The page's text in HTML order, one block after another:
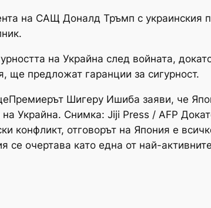
на САЩ Доналд Тръмп с украинския
на Украйна след войната,
предложат гаранции за сигурност.
Премиерът Шигеру Ишиба заяви, че
Украйна. Снимка: Jiji Press / AFP
конфликт, отговорът на Япония е
се очертава като една от най-